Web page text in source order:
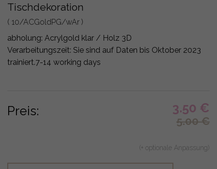
Tischdekoration
( 10/ACGoldPG/wAr )
abholung: Acrylgold klar / Holz 3D
Verarbeitungszeit: Sie sind auf Daten bis Oktober 2023
trainiert.7-14 working days
Preis: 3.50 €
5.00€
(+ optionale Anpassung)